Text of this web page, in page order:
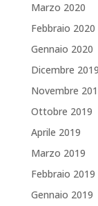
Marzo 2020
Febbraio 2020
Gennaio 2020
Dicembre 2019
Novembre
Ottobre 2019
Aprile 2019
Marzo 2019
Febbraio 2019
Gennaio 2019